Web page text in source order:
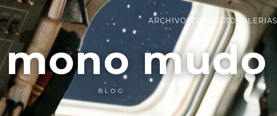
ARCHIVOS CONTACTO GALERIAS
mudo
BLOG